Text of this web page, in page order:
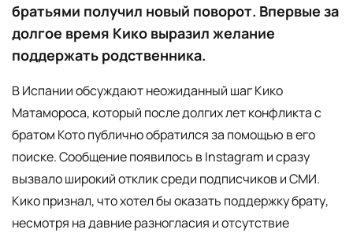
братьями получил новый поворот. Впервые за
долгое время Кико выразил желание
поддержать родственника.
В Испании обсуждают неожиданный шаг Кико
Матамороса, который после долгих лет конфликта с
братом Кото публично обратился за помощью в его
поиске. Сообщение появилось в Instagram и сразу
вызвало широкий отклик среди подписчиков и СМИ.
Кико признал, что хотел бы оказать поддержку брату,
несмотря на давние разногласия и отсутствие